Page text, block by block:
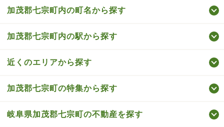
加茂郡七宗町内の町名から探す
加茂郡七宗町内の駅から探す
近くのエリアから探す
加茂郡七宗町の特集から探す
岐阜県加茂郡七宗町の不動産を探す